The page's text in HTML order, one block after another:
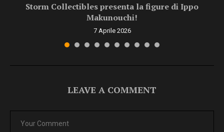
Storm Collectibles presenta la figure di Ippo
Makunouchi!
7 Aprile 2026
LEAVE A COMMENT